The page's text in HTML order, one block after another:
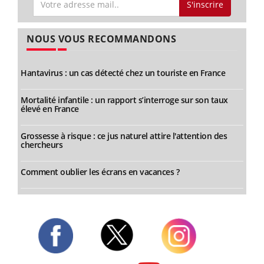
S'inscrire
NOUS VOUS RECOMMANDONS
Hantavirus : un cas détecté chez un touriste en France
Mortalité infantile : un rapport s’interroge sur son taux
élevé en France
Grossesse à risque : ce jus naturel attire l'attention des
chercheurs
Comment oublier les écrans en vacances ?